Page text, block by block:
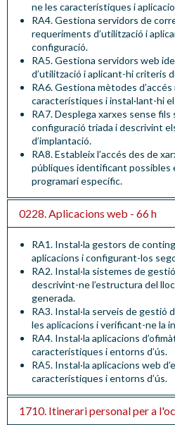
ne les característiques i
RA4.Gestiona servidors de
requeriments d’utilització i
configuració.
RA5.Gestiona servidors web
d’utilització i aplicant-hi criteris
RA6.Gestiona mètodes
característiques i instal·lant-hi
RA7.Desplega xarxes sense
configuració triada i descrivint
d’implantació.
RA8.Estableix l’accés des de
públiques identificant possibles
programari específic.
0228. Aplicacions web - 66 h
RA1. Instal·la gestors de
aplicacions i configurant-los
RA2. Instal·la sistemes de
descrivint-ne l’estructura del
generada.
RA3. Instal·la serveis de gestió
les aplicacions i verificant-ne la
RA4. Instal·la aplicacions
característiques i entorns d’ús.
RA5. Instal·la aplicacions web
característiques i entorns d’ús.
1710. Itinerari personal per a